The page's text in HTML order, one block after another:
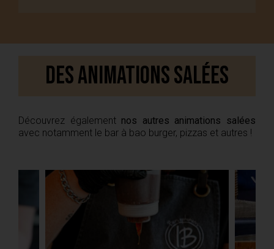
Des animations salées
Découvrez également nos autres animations salées
avec notamment le bar à bao burger, pizzas et autres !